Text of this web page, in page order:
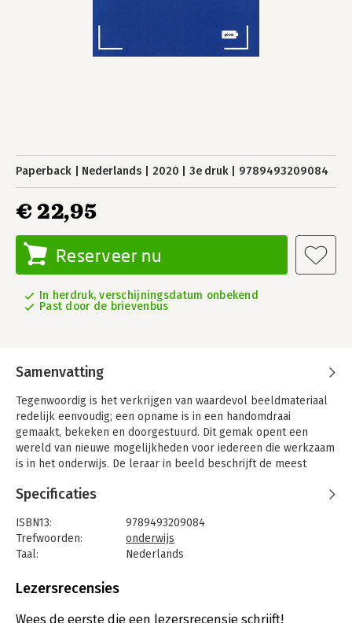
Paperback Nederlands 2020 3e druk 9789493209084
€ 22,95
Reserveer nu
In herdruk, verschijningsdatum onbekend
Past door de brievenbus
Samenvatting
Tegenwoordig is het verkrijgen van waardevol beeldmateriaal
redelijk eenvoudig; een opname is in een handomdraai
gemaakt, bekeken en doorgestuurd. Dit gemak opent een
wereld van nieuwe mogelijkheden voor iedereen die werkzaam
is in het onderwijs. De leraar in beeld beschrijft de meest
dagelijkse onderwijspraktijk.
Goed onderwijs is een samenspel van veel verschillende
factoren en handelingen die voor een groot deel onbewust
zijn. Door gerichte beeldopnames te maken en deze op de
tussen leraar en groep. Je ervaart bijvoorbeeld welk effect
hebben, én hoe je dit gedrag kunt bijsturen.
Specificaties
ISBN13:
9789493209084
Trefwoorden:
onderwijs
Taal:
Nederlands
Aantal pagina's:
Druk:
3
Lezersrecensies
Wees de eerste die een lezersrecensie schrijft!